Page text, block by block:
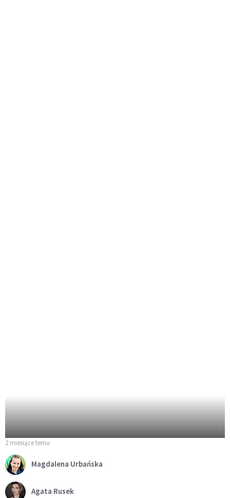
2 miesiące temu
Magdalena Urbańska
Agata Rusek